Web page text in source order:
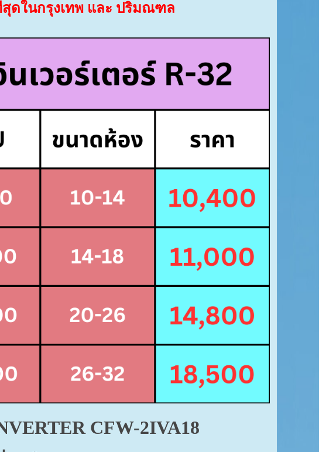
ดในกรุงเทพ และ ปริมณฑล
CFW-2IVA18